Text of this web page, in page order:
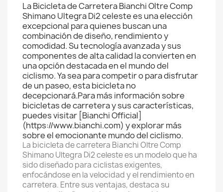
La Bicicleta de Carretera Bianchi Oltre Comp
Shimano Ultegra Di2 celeste es una elección
excepcional para quienes buscan una
combinación de diseño, rendimiento y
comodidad. Su tecnología avanzada y sus
componentes de alta calidad la convierten en
una opción destacada en el mundo del
ciclismo. Ya sea para competir o para disfrutar
de un paseo, esta bicicleta no
decepcionará.Para más información sobre
bicicletas de carretera y sus características,
puedes visitar [Bianchi Official]
(https://www.bianchi.com) y explorar más
sobre el emocionante mundo del ciclismo.
La bicicleta de carretera Bianchi Oltre Comp
Shimano Ultegra Di2 celeste es un modelo que ha
sido diseñado para ciclistas exigentes,
enfocándose en la velocidad y el rendimiento en
carretera. Entre sus ventajas, destaca su